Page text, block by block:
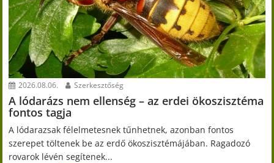
2026.08.06. Szerkesztőség
A lódarázs nem ellenség – az erdei ökoszisztéma
fontos tagja
A lódarazsak félelmetesnek tűnhetnek, azonban fontos
szerepet töltenek be az erdő ökoszisztémájában. Ragadozó
rovarok lévén segítenek...